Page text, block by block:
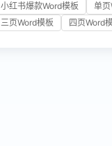
小红书爆款Word模板 单
三页Word模板
四页Word